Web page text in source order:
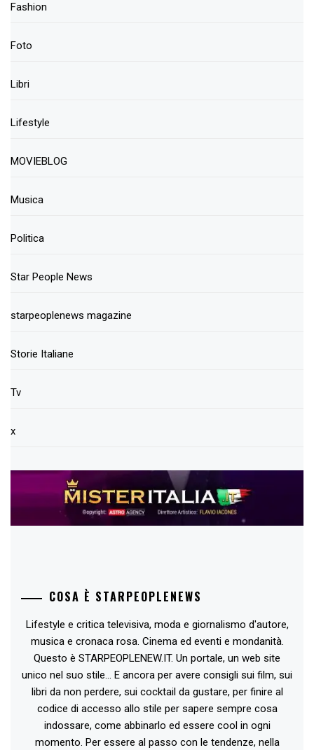
Fashion
Foto
Libri
Lifestyle
MOVIEBLOG
Musica
Politica
Star People News
starpeoplenews magazine
Storie Italiane
Tv
x
COSA È STARPEOPLENEWS
Lifestyle e critica televisiva, moda e giornalismo d'autore,
musica e cronaca rosa. Cinema ed eventi e mondanità.
Questo è STARPEOPLENEW.IT. Un portale, un web site
unico nel suo stile... E ancora per avere consigli sui film, sui
libri da non perdere, sui cocktail da gustare, per finire al
codice di accesso allo stile per sapere sempre cosa
indossare, come abbinarlo ed essere cool in ogni
momento. Per essere al passo con le tendenze, nella